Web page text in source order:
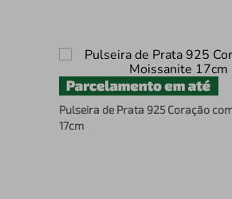
Pulseira de Prata 925 Coração
17cm